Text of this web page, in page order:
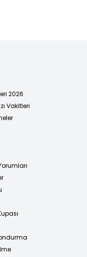
2026
Vakitleri